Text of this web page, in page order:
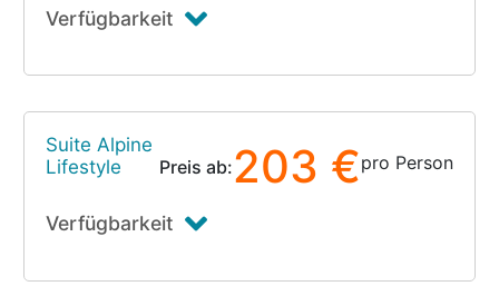
Verfügbarkeit
Suite Alpine
Lifestyle
Preis ab:203 €pro Person
Verfügbarkeit